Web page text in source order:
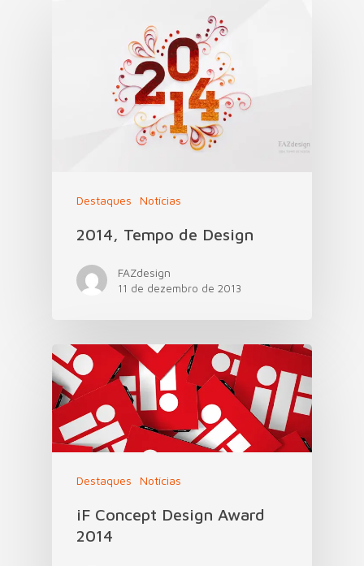
Destaques Notícias
2014, Tempo de Design
FAZdesign
11 de dezembro de 2013
Destaques Notícias
iF Concept Design Award
2014
Serviços
Portfólio
Sobre
Blog